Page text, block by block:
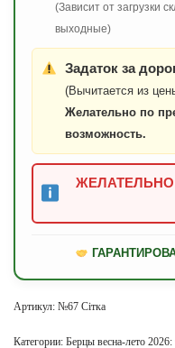
(Зависит от загрузки
выходные)
Задаток за
(Вычитается из
Желательно по
возможность.
Артикул: №67 Сітка
Категории: Берцы весна-лето 2026: